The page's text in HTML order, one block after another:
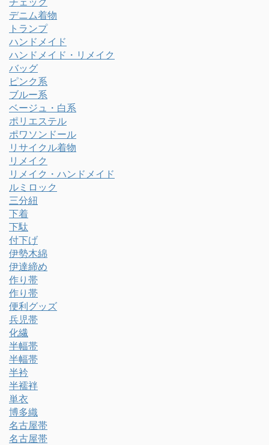
デニム着物
トランプ
ハンドメイド
ハンドメイド・リメイク
バッグ
ピンク系
ブルー系
ベージュ・白系
ポリエステル
ポワソンドール
リサイクル着物
リメイク
リメイク・ハンドメイド
ルミロック
三分紐
下着
下駄
付下げ
伊勢木綿
伊達締め
作り帯
作り帯
便利グッズ
兵児帯
化繊
半幅帯
半幅帯
半衿
半襦袢
単衣
博多織
名古屋帯
名古屋帯